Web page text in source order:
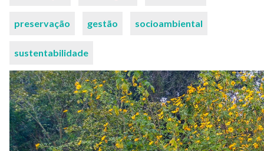
preservação gestão socioambiental
sustentabilidade